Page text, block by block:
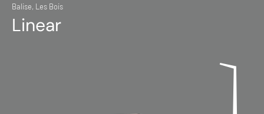
Balise, Les Bois
Linear